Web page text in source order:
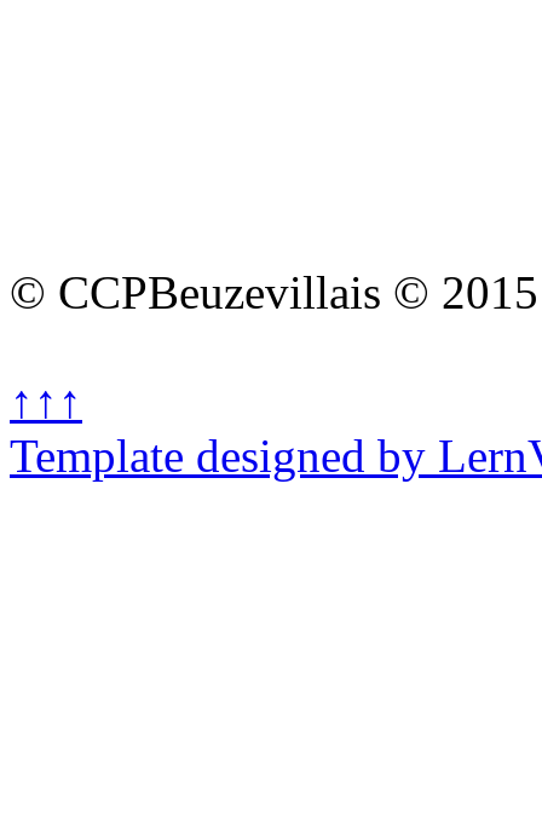
© CCPBeuzevillais © 2015
↑↑↑
Template designed by